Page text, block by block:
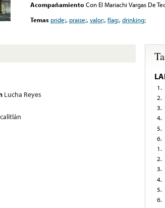
Acompañamiento Con El Mariachi Vargas De
Temas pride;, praise;,valor;,flag;,drinking;
Lucha Reyes
1.
2.
3.
4.
5.
6.
1.
2.
3.
4.
5.
6.